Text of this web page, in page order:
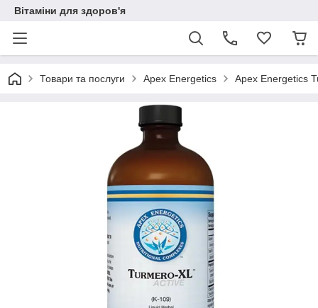
Вітаміни для здоров'я
Товари та послуги Apex Energetics Apex Energetics